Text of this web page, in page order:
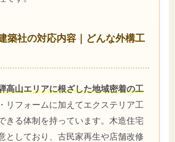
築社の対応内容｜どんな外構工
高山エリアに根ざした地域密着の工
リフォームに加えてエクステリア工
きる体制を持っています。木造住宅
としており、古民家再生や店舗改修